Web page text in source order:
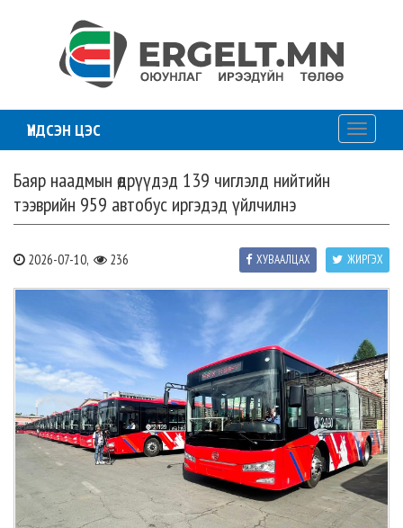
ҮНДСЭН ЦЭС
Toggle
Баяр наадмын өдрүүдэд 139 чиглэлд нийтийн
тээврийн 959 автобус иргэдэд үйлчилнэ
2026-07-10, 236 ЖИРГЭХ
ХУВААЛЦАХ